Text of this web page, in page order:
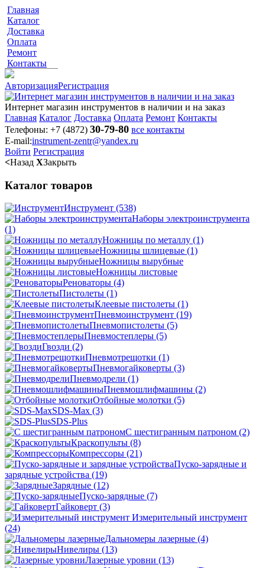
Главная
Каталог
Доставка
Оплата
Ремонт
Контакты
АвторизацияРегистрация
Интернет магазин инструментов в наличии и на заказ
Главная Каталог Доставка Оплата Ремонт Контакты
Телефоны: +7 (4872) 30-79-80 все контакты
E-mail:instrument-zentr@yandex.ru
Войти Регистрация
<Назад XЗакрыть
Каталог товаров
Инструмент (538)
Наборы электроинструмента
(1)
Ножницы по металлу (1)
Ножницы шлицевые (1)
Ножницы вырубные
Ножницы листовые
Реноваторы (4)
Пистолеты (1)
Клеевые пистолеты (1)
Пневмоинструмент (19)
Пневмопистолеты (5)
Пневмостеплеры (5)
Гвозди (2)
Пневмотрещотки (1)
Пневмогайковерты (3)
Пневмодрели (1)
Пневмошлифмашины (2)
Отбойные молотки (5)
SDS-Max (3)
SDS-Plus
C шестигранным патроном (2)
Краскопульты (8)
Компрессоры (21)
Пуско-зарядные и
зарядные устройства (19)
Зарядные (12)
Пуско-зарядные (7)
Гайковерт (3)
Измерительный инструмент
(24)
Дальномеры лазерные (4)
Нивелиры (13)
Лазерные уровни (13)